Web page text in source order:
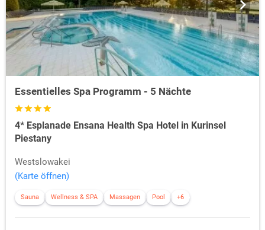
Essentielles Spa Programm - 5 Nächte
4* Esplanade Ensana Health Spa Hotel in Kurinsel
Piestany
Westslowakei
(Karte öffnen)
Sauna Wellness & SPA Massagen Pool +6